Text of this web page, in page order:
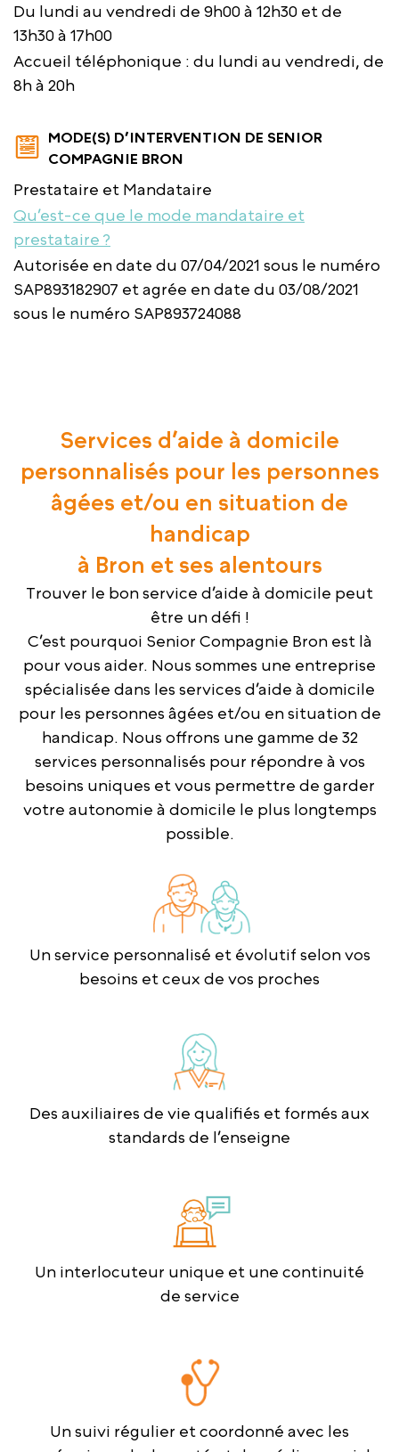
Du lundi au vendredi de 9h00 à 12h30 et de
13h30 à 17h00
Accueil téléphonique : du lundi au vendredi, de
8h à 20h
MODE(S) D’INTERVENTION DE SENIOR
COMPAGNIE BRON
Prestataire et Mandataire
Qu’est-ce que le mode mandataire et
prestataire ?
Autorisée en date du 07/04/2021 sous le numéro
SAP893182907 et agrée en date du 03/08/2021
sous le numéro SAP893724088
Services d’aide à domicile
personnalisés pour les personnes
âgées et/ou en situation de
handicap
à Bron et ses alentours
Trouver le bon service d’aide à domicile peut
être un défi !
C’est pourquoi Senior Compagnie Bron est là
pour vous aider. Nous sommes une entreprise
spécialisée dans les services d’aide à domicile
pour les personnes âgées et/ou en situation de
handicap. Nous offrons une gamme de 32
services personnalisés pour répondre à vos
besoins uniques et vous permettre de garder
votre autonomie à domicile le plus longtemps
possible.
Un service personnalisé et évolutif selon vos
besoins et ceux de vos proches
Des auxiliaires de vie qualifiés et formés aux
standards de l’enseigne
Un interlocuteur unique et une continuité
de service
Un suivi régulier et coordonné avec les